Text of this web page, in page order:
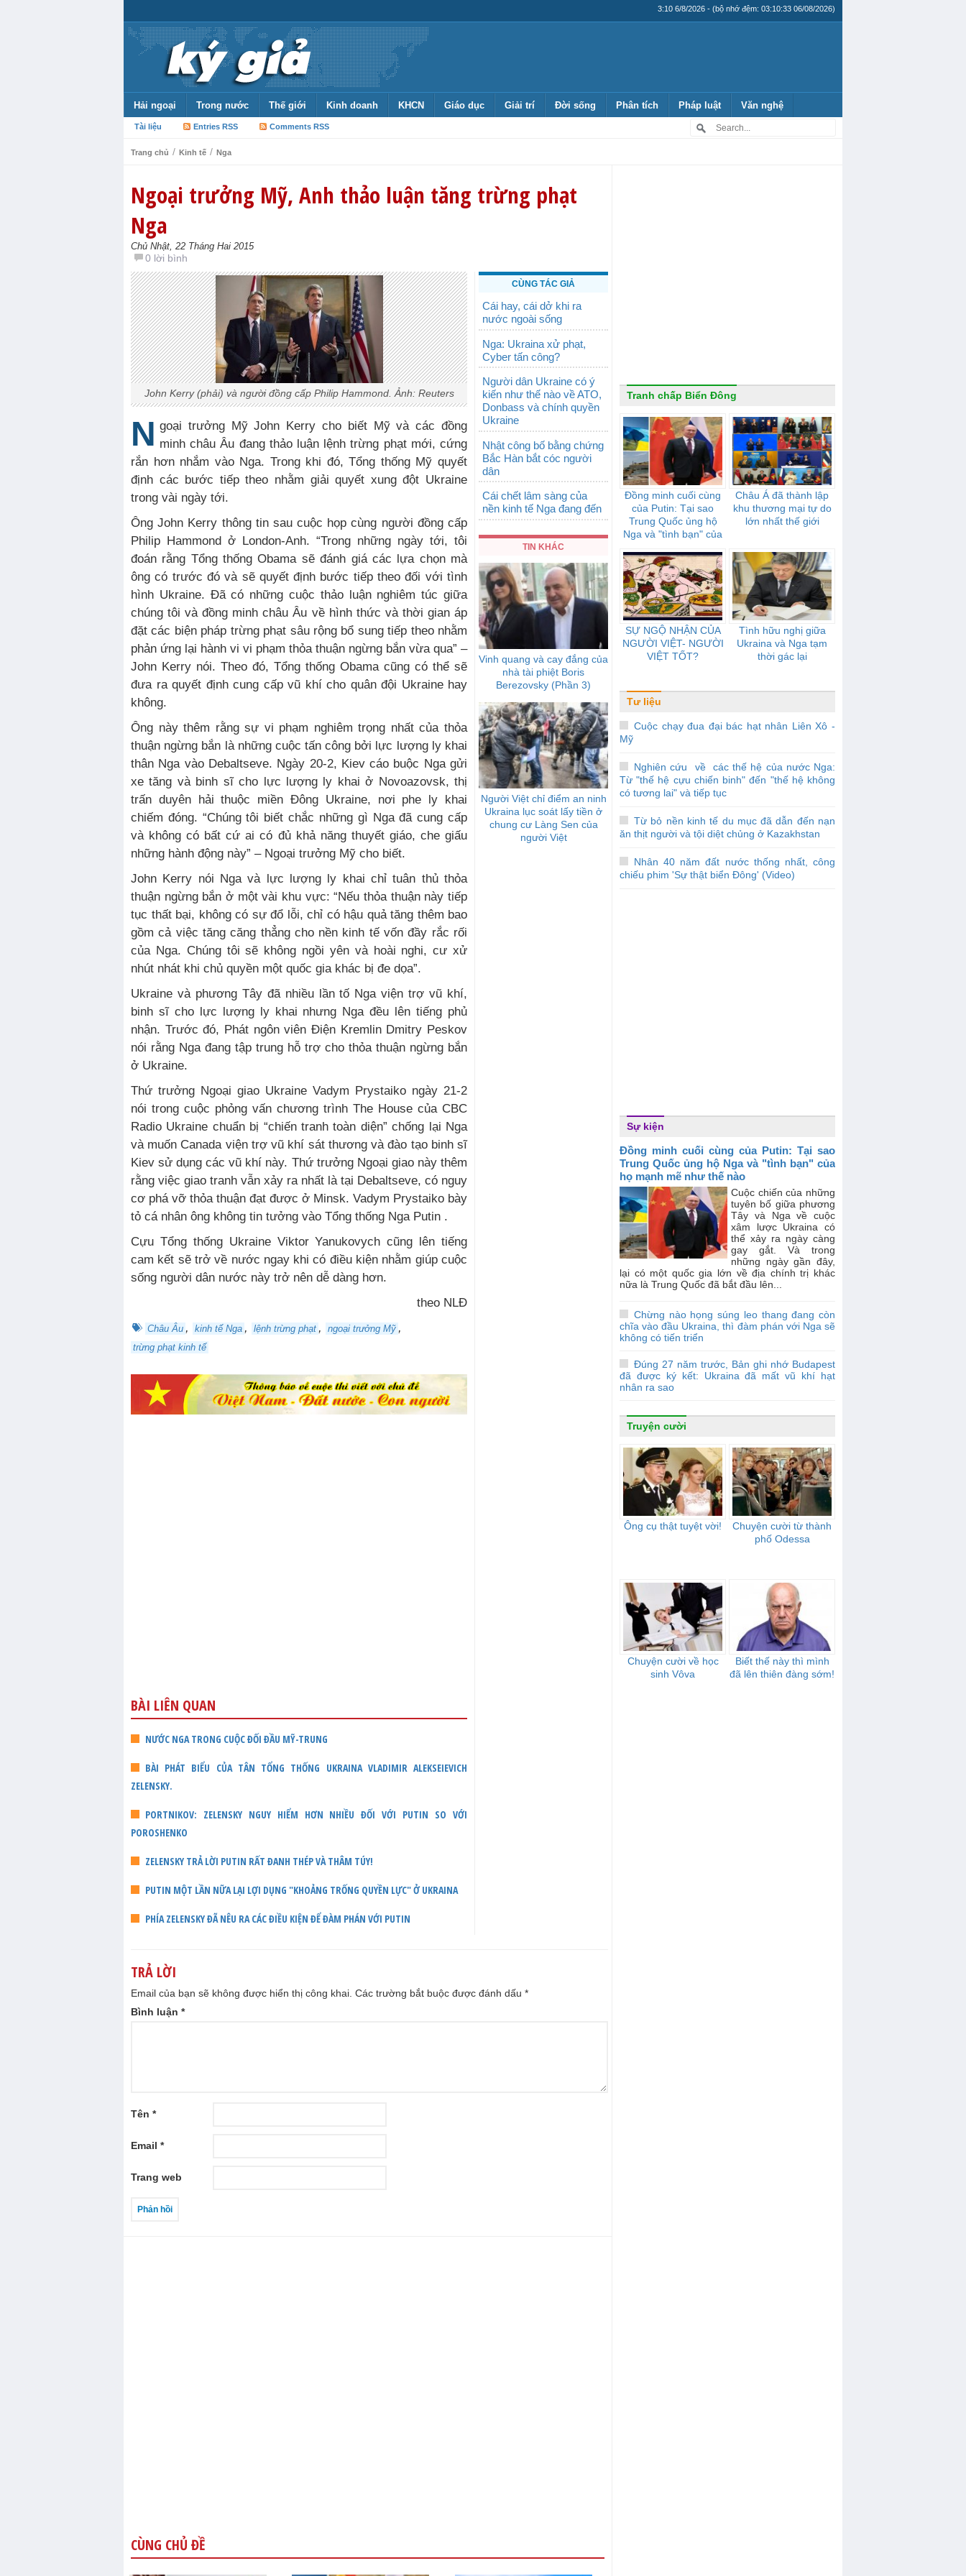
3:10 6/8/2026 - (bộ nhớ đệm: 03:10:33 06/08/2026)
Hải ngoại Trong nước Thế giới Kinh doanh KHCN Giáo dục Giải trí Đời sống Phân tích Pháp luật Văn nghệ
Tài liệu Entries RSS Comments RSS
Trang chủ / Kinh tế / Nga
Ngoại trưởng Mỹ, Anh thảo luận tăng trừng phạt
Nga
Chủ Nhật, 22 Tháng Hai 2015
0 lời bình
John Kerry (phải) và người đồng cấp Philip Hammond. Ảnh: Reuters
N goại trưởng Mỹ John Kerry cho biết Mỹ và các đồng
minh châu Âu đang thảo luận lệnh trừng phạt mới, cứng
rắn hơn nhắm vào Nga. Trong khi đó, Tổng thống Mỹ quyết
định các bước tiếp theo nhằm giải quyết xung đột Ukraine
trong vài ngày tới.
Ông John Kerry thông tin sau cuộc họp cùng người đồng cấp
Philip Hammond ở London-Anh. “Trong những ngày tới, tôi
đoán rằng Tổng thống Obama sẽ đánh giá các lựa chọn mà
ông có trước đó và sẽ quyết định bước tiếp theo đối với tình
hình Ukraine. Đã có những cuộc thảo luận nghiêm túc giữa
chúng tôi và đồng minh châu Âu về hình thức và thời gian áp
đặt các biện pháp trừng phạt sâu rộng bổ sung tiếp theo nhằm
phản ứng lại hành vi vi phạm thỏa thuận ngừng bắn vừa qua” –
John Kerry nói. Theo đó, Tổng thống Obama cũng có thể sẽ
đưa ra quyết định cung cấp vũ khí cho quân đội Ukraine hay
không.
Ông này thêm rằng sự vi phạm nghiêm trọng nhất của thỏa
thuận ngừng bắn là những cuộc tấn công bởi lực lượng ly khai
thân Nga vào Debaltseve. Ngày 20-2, Kiev cáo buộc Nga gửi
xe tăng và binh sĩ cho lực lượng ly khai ở Novoazovsk, thị
trấn duyên hải thuộc miền Đông Ukraine, nơi phe ly khai
chiếm đóng. “Chúng tôi biết chắc những gì Nga đã cung cấp
và không có bất cứ ai có đủ khả năng thuyết giáo, che giấu
những hành động này” – Ngoại trưởng Mỹ cho biết.
John Kerry nói Nga và lực lượng ly khai chỉ tuân thủ thỏa
thuận ngừng bắn ở một vài khu vực: “Nếu thỏa thuận này tiếp
tục thất bại, không có sự đổ lỗi, chỉ có hậu quả tăng thêm bao
gồm cả việc tăng căng thẳng cho nền kinh tế vốn đầy rắc rối
của Nga. Chúng tôi sẽ không ngồi yên và hoài nghi, cư xử
nhút nhát khi chủ quyền một quốc gia khác bị đe dọa”.
Ukraine và phương Tây đã nhiều lần tố Nga viện trợ vũ khí,
binh sĩ cho lực lượng ly khai nhưng Nga đều lên tiếng phủ
nhận. Trước đó, Phát ngôn viên Điện Kremlin Dmitry Peskov
nói rằng Nga đang tập trung hỗ trợ cho thỏa thuận ngừng bắn
ở Ukraine.
Thứ trưởng Ngoại giao Ukraine Vadym Prystaiko ngày 21-2
nói trong cuộc phỏng vấn chương trình The House của CBC
Radio Ukraine chuẩn bị “chiến tranh toàn diện” chống lại Nga
và muốn Canada viện trợ vũ khí sát thương và đào tạo binh sĩ
Kiev sử dụng các vũ khí này. Thứ trưởng Ngoại giao này thêm
rằng việc giao tranh vẫn xảy ra nhất là tại Debaltseve, có nguy
cơ phá vỡ thỏa thuận đạt được ở Minsk. Vadym Prystaiko bày
tỏ cá nhân ông không tin tưởng vào Tổng thống Nga Putin .
Cựu Tổng thống Ukraine Viktor Yanukovych cũng lên tiếng
cam kết sẽ trở về nước ngay khi có điều kiện nhằm giúp cuộc
sống người dân nước này trở nên dễ dàng hơn.
theo NLĐ
Châu Âu , kinh tế Nga , lệnh trừng phạt , ngoại trưởng Mỹ ,
trừng phạt kinh tế
BÀI LIÊN QUAN
NƯỚC NGA TRONG CUỘC ĐỐI ĐẦU MỸ-TRUNG
BÀI PHÁT BIỂU CỦA TÂN TỔNG THỐNG UKRAINA VLADIMIR ALEKSEIEVICH
ZELENSKY.
PORTNIKOV: ZELENSKY NGUY HIỂM HƠN NHIỀU ĐỐI VỚI PUTIN SO VỚI
POROSHENKO
ZELENSKY TRẢ LỜI PUTIN RẤT ĐANH THÉP VÀ THÂM TÚY!
PUTIN MỘT LẦN NỮA LẠI LỢI DỤNG "KHOẢNG TRỐNG QUYỀN LỰC" Ở UKRAINA
PHÍA ZELENSKY ĐÃ NÊU RA CÁC ĐIỀU KIỆN ĐỂ ĐÀM PHÁN VỚI PUTIN
CÙNG TÁC GIẢ
Cái hay, cái dở khi ra
nước ngoài sống
Nga: Ukraina xử phạt,
Cyber tấn công?
Người dân Ukraine có ý
kiến như thế nào về ATO,
Donbass và chính quyền
Ukraine
Nhật công bố bằng chứng
Bắc Hàn bắt cóc người
dân
Cái chết lâm sàng của
nền kinh tế Nga đang đến
TIN KHÁC
Vinh quang và cay đắng của
nhà tài phiệt Boris
Berezovsky (Phần 3)
Người Việt chỉ điểm an ninh
Ukraina lục soát lấy tiền ở
chung cư Làng Sen của
người Việt
TRẢ LỜI
Email của bạn sẽ không được hiển thị công khai. Các trường bắt buộc được đánh dấu *
Bình luận *
Tên *
Email *
Trang web
CÙNG CHỦ ĐỀ
Tranh chấp Biển Đông
Đồng minh cuối cùng
của Putin: Tại sao
Trung Quốc ủng hộ
Nga và "tình bạn" của
nào
Châu Á đã thành lập
khu thương mại tự do
lớn nhất thế giới
SỰ NGỘ NHẬN CỦA
NGƯỜI VIỆT- NGƯỜI
VIỆT TỐT?
Tình hữu nghị giữa
Ukraina và Nga tạm
thời gác lại
Tư liệu
Cuộc chạy đua đại bác hạt nhân Liên Xô -
Mỹ
Nghiên cứu về các thế hệ của nước Nga:
Từ "thế hệ cựu chiến binh" đến "thế hệ không
có tương lai" và tiếp tục
Từ bỏ nền kinh tế du mục đã dẫn đến nạn
ăn thịt người và tội diệt chủng ở Kazakhstan
Nhân 40 năm đất nước thống nhất, công
chiếu phim 'Sự thật biển Đông' (Video)
Sự kiện
Đồng minh cuối cùng của Putin: Tại sao
Trung Quốc ủng hộ Nga và "tình bạn" của
họ mạnh mẽ như thế nào
Cuộc chiến của những
tuyên bố giữa phương
Tây và Nga về cuộc
xâm lược Ukraina có
thể xảy ra ngày càng
gay gắt. Và trong
những ngày gần đây,
lại có một quốc gia lớn về địa chính trị khác
nữa là Trung Quốc đã bắt đầu lên...
Chừng nào họng súng leo thang đang còn
chĩa vào đầu Ukraina, thì đàm phán với Nga sẽ
không có tiến triển
Đúng 27 năm trước, Bản ghi nhớ Budapest
đã được ký kết: Ukraina đã mất vũ khí hạt
nhân ra sao
Truyện cười
Ông cụ thật tuyệt vời!
Chuyện cười từ thành
phố Odessa
Chuyện cười về học
sinh Vôva
Biết thế này thì mình
đã lên thiên đàng sớm!